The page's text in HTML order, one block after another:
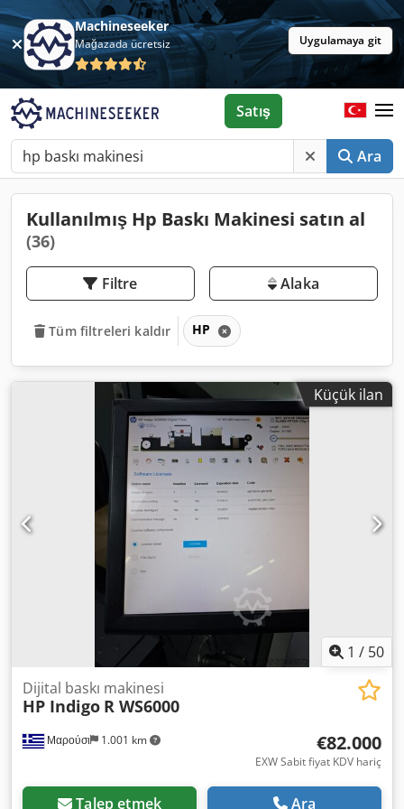
Machineseeker
Mağazada ücretsiz Uygulamaya git
Ara
Satış
Kullanılmış Hp Baskı Makinesi satın al
(36)
Filtre Alaka
Tüm filtreleri kaldır HP
Küçük ilan
1 / 50
Μαρούσι 1.001 km
Dijital baskı makinesi
HP Indigo R WS6000
€82.000
EXW Sabit fiyat KDV hariç
Talep etmek Ara